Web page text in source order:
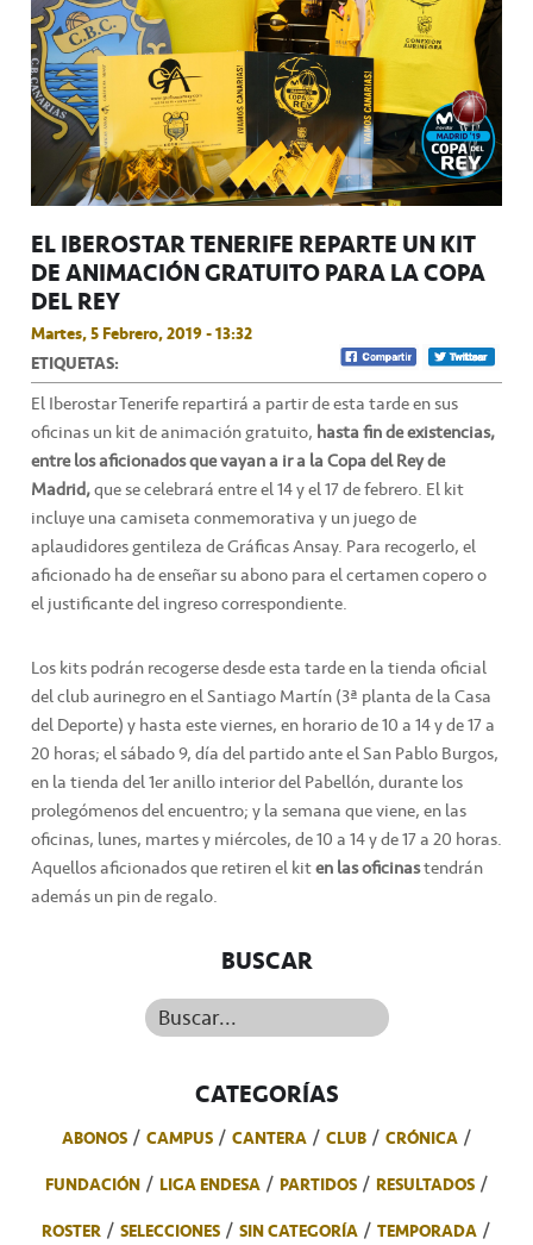
EL IBEROSTAR TENERIFE REPARTE UN KIT
DE ANIMACIÓN GRATUITO PARA LA COPA
DEL REY
Martes, 5 Febrero, 2019 - 13:32
ETIQUETAS:
El Iberostar Tenerife repartirá a partir de esta tarde en sus
oficinas un kit de animación gratuito, hasta fin de existencias,
entre los aficionados que vayan a ir a la Copa del Rey de
Madrid,que se celebrará entre el 14 y el 17 de febrero. El kit
incluye una camiseta conmemorativa y un juego de
aplaudidores gentileza de Gráficas Ansay. Para recogerlo, el
aficionado ha de enseñar su abono para el certamen copero o
el justificante del ingreso correspondiente.
Los kits podrán recogerse desde esta tarde en la tienda oficial
del club aurinegro en el Santiago Martín (3ª planta de la Casa
del Deporte) y hasta este viernes, en horario de 10 a 14 y de 17 a
20 horas; el sábado 9, día del partido ante el San Pablo Burgos,
en la tienda del 1er anillo interior del Pabellón, durante los
prolegómenos del encuentro; y la semana que viene, en las
oficinas, lunes, martes y miércoles, de 10 a 14 y de 17 a 20 horas.
Aquellos aficionados que retiren el kiten las oficinastendrán
además un pin de regalo.
BUSCAR
Buscar...
CATEGORÍAS
ABONOS CAMPUS CANTERA CLUB
CRÓNICA
FUNDACIÓN
LIGA ENDESA PARTIDOS
RESULTADOS
ROSTER
SELECCIONES SIN CATEGORÍA
TEMPORADA